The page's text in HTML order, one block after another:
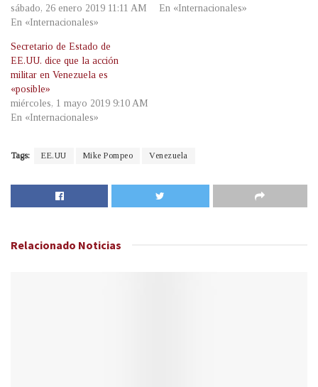
sábado, 26 enero 2019 11:11 AM
En «Internacionales»
En «Internacionales»
Secretario de Estado de
EE.UU. dice que la acción
militar en Venezuela es
«posible»
miércoles, 1 mayo 2019 9:10 AM
En «Internacionales»
Tags: EE.UU Mike Pompeo Venezuela
Relacionado Noticias